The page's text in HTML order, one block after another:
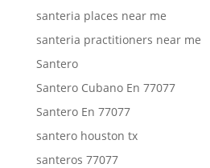
santeria places near me
santeria practitioners near me
Santero
Santero Cubano En 77077
Santero En 77077
santero houston tx
santeros 77077